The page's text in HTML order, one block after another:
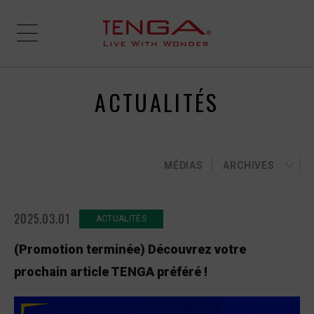
ACTUALITÉS
MÉDIAS ARCHIVES
2025.03.01 ACTUALITÉS
(Promotion terminée) Découvrez votre
prochain article TENGA préféré !